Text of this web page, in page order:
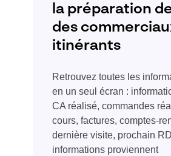
la préparation
des
itinérants
Retrouvez toutes les
en un seul écran :
CA réalisé, commandes
cours, factures, comptes-
dernière visite, prochain
informations proviennent